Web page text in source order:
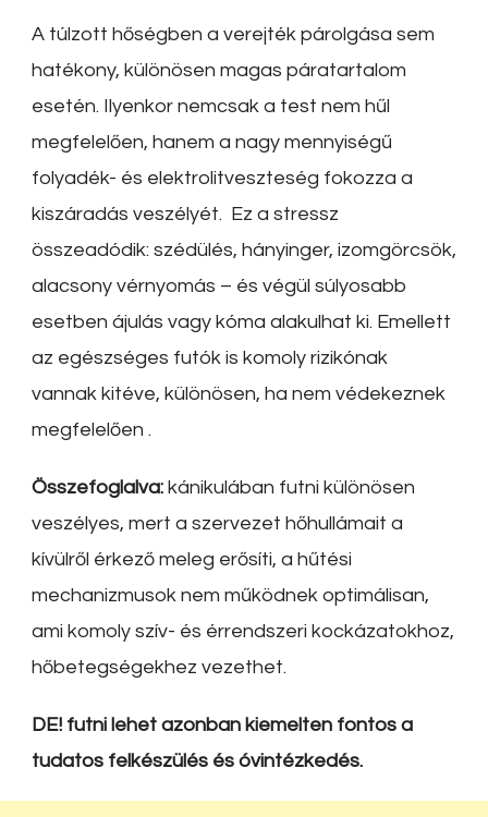
A túlzott hőségben a verejték párolgása sem
hatékony, különösen magas páratartalom
esetén. Ilyenkor nemcsak a test nem hűl
megfelelően, hanem a nagy mennyiségű
folyadék- és elektrolitveszteség fokozza a
kiszáradás veszélyét.
Ez a stressz
összeadódik: szédülés, hányinger, izomgörcsök,
alacsony vérnyomás – és végül súlyosabb
esetben ájulás vagy kóma alakulhat ki. Emellett
az egészséges futók is komoly rizikónak
vannak kitéve, különösen, ha nem védekeznek
megfelelően .
Összefoglalva: kánikulában futni különösen
veszélyes, mert a szervezet hőhullámait a
kívülről érkező meleg erősíti, a hűtési
mechanizmusok nem működnek optimálisan,
ami komoly szív- és érrendszeri kockázatokhoz,
hőbetegségekhez vezethet.
DE! futni lehet azonban kiemelten fontos a
tudatos felkészülés és óvintézkedés.